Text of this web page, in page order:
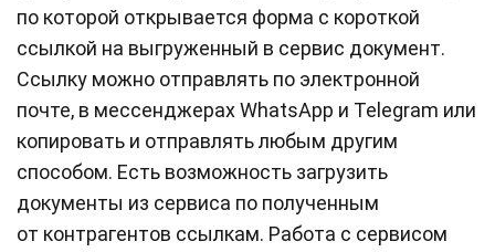
по которой открывается форма с короткой
ссылкой на выгруженный в сервис документ.
Ссылку можно отправлять по электронной
почте, в мессенджерах WhatsApp и Telegram или
копировать и отправлять любым другим
способом. Есть возможность загрузить
документы из сервиса по полученным
от контрагентов ссылкам. Работа с сервисом